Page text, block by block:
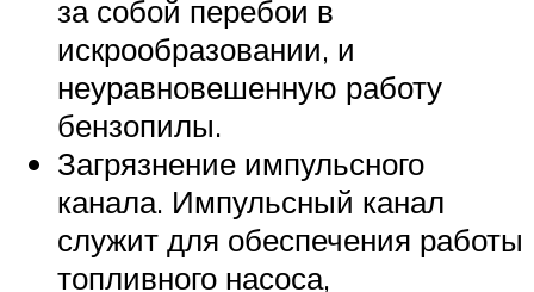
за собой перебои в
искрообразовании, и
неуравновешенную работу
бензопилы.
Загрязнение импульсного
канала. Импульсный канал
служит для обеспечения работы
топливного насоса,